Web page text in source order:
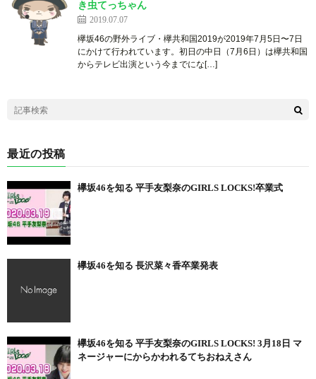
き虫てっちゃん
2019.07.07
欅坂46の野外ライブ・欅共和国2019が2019年7月5日〜7日
にかけて行われています。初日の中日（7月6日）は欅共和国
からテレビ出演という今までにな[…]
最近の投稿
欅坂46を知る 平手友梨奈のGIRLS LOCKS!卒業式
欅坂46を知る 長沢菜々香卒業発表
欅坂46を知る 平手友梨奈のGIRLS LOCKS! 3月18日 マ
ネージャーにからかわれるてちおねえさん